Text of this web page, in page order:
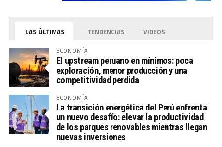
LAS ÚLTIMAS TENDENCIAS VIDEOS
ECONOMÍA
El upstream peruano en mínimos: poca
exploración, menor producción y una
competitividad perdida
ECONOMÍA
La transición energética del Perú enfrenta
un nuevo desafío: elevar la productividad
de los parques renovables mientras llegan
nuevas inversiones